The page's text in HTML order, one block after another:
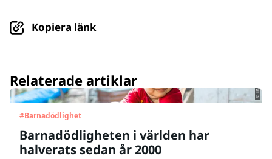
Kopiera länk
Relaterade artiklar
#Barnadödlighet
Barnadödligheten i världen har
halverats sedan år 2000